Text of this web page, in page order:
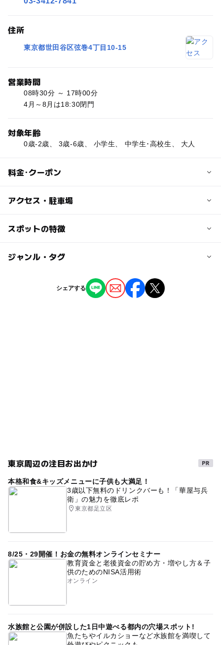
住所
東京都世田谷区弦巻4丁目10-15
営業時間
08時30分 ～ 17時00分
4月～8月は18:30閉門
対象年齢
0歳-2歳、 3歳-6歳、 小学生、 中学生･高校生、 大人
料金･クーポン
子供の料金
アクセス・駐車場
交通アクセス
スポットの特徴
駐車場あり ー
ー 託児所
ジャンル・タグ
シェアする
東京周辺の注目お出かけ
本格和食&キッズメニューに子供も大満足！
3歳以下無料のドリンクバーも！「華屋与兵
衛」の魅力を徹底レポ
東京都足立区
8/25・29開催！お金の無料オンラインセミナー
教育資金と老後資金の貯め方・増やし方＆子
供のためのNISA活用術
オンライン
水族館と公園が併設した1日中遊べる都内の穴場スポット!
魚たちやイルカショーなど水族館を満喫して